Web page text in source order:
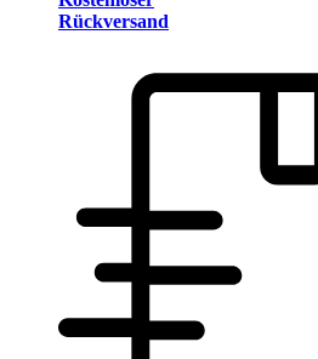
Rückversand